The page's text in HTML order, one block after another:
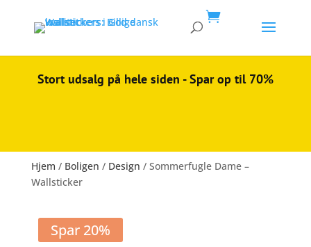

Stort udsalg på hele siden - Spar op til 70%
Hjem / Boligen / Design / Sommerfugle Dame –
Wallsticker
Spar 20%